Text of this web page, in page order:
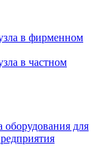
в фирменном
в частном
оборудования для